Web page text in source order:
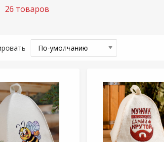
26 товаров